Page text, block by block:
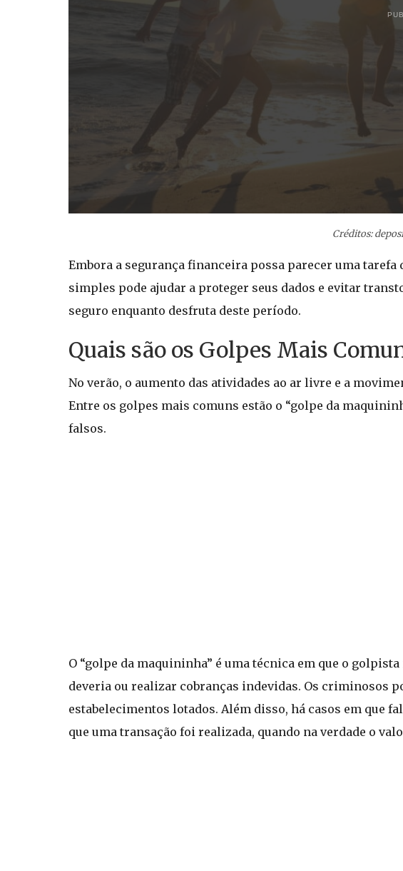
Créditos:
Embora a segurança financeira possa parecer uma
simples pode ajudar a proteger seus dados e evitar
seguro enquanto desfruta deste período.
Quais são os Golpes Mais
No verão, o aumento das atividades ao ar livre e a
Entre os golpes mais comuns estão o “golpe da
falsos.
O “golpe da maquininha” é uma técnica em que o
deveria ou realizar cobranças indevidas. Os criminosos
estabelecimentos lotados. Além disso, há casos em que
que uma transação foi realizada, quando na verdade o